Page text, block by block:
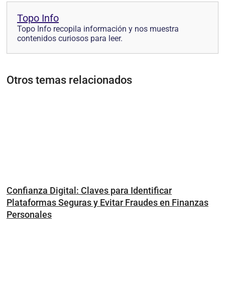
Topo Info
Topo Info recopila información y nos muestra
contenidos curiosos para leer.
Otros temas relacionados
Confianza Digital: Claves para Identificar
Plataformas Seguras y Evitar Fraudes en Finanzas
Personales